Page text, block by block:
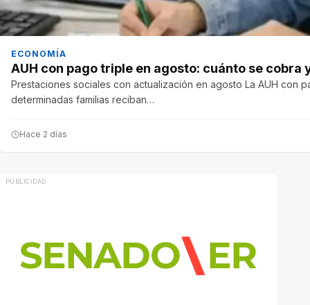
ECONOMÍA
AUH con pago triple en agosto: cuánto se cobra
Prestaciones sociales con actualización en agosto La AUH con
determinadas familias reciban…
Hace 2 días